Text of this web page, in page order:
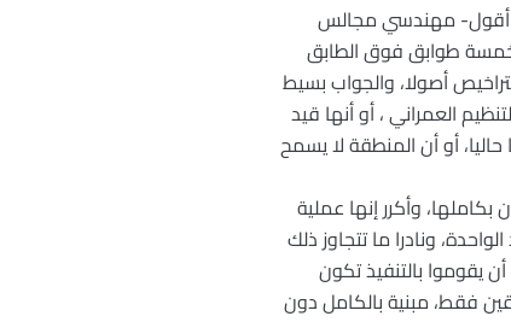
لا أقول- مهندسي مجالس
خمسة طوابق فوق الطابق
أصولا، والجواب بسيط
العمراني ، أو أنها قيد
أو أن المنطقة لا يسمح
وأكرر إنها عملية
ونادرا ما تتجاوز ذلك
يقوموا بالتنفيذ تكون
فقط، مبنية بالكامل دون